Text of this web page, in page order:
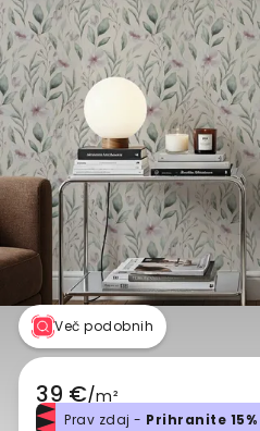
Več podobnih
39 €/m²
Prav zdaj - Prihranite 15%